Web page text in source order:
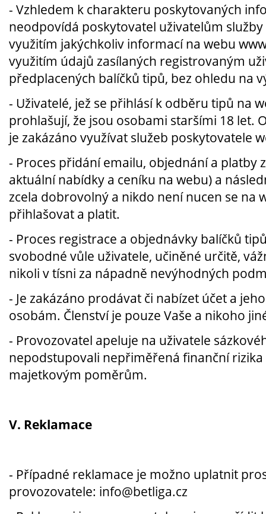
- Vzhledem k charakteru poskytovaných
neodpovídá poskytovatel uživatelům
využitím jakýchkoliv informací na webu
využitím údajů zasílaných registrovaným
předplacených balíčků tipů, bez ohledu na
- Uživatelé, jež se přihlásí k odběru tipů na
prohlašují, že jsou osobami staršími 18 let.
je zakázáno využívat služeb poskytovatele
- Proces přidání emailu, objednání a platby
aktuální nabídky a ceníku na webu) a
zcela dobrovolný a nikdo není nucen se na
přihlašovat a platit.
- Proces registrace a objednávky balíčků
svobodné vůle uživatele, učiněné určitě,
nikoli v tísni za nápadně nevýhodných
- Je zakázáno prodávat či nabízet účet a
osobám. Členství je pouze Vaše a nikoho
- Provozovatel apeluje na uživatele
nepodstupovali nepřiměřená finanční
majetkovým poměrům.
V. Reklamace
- Případné reklamace je možno uplatnit
provozovatele: info@betliga.cz